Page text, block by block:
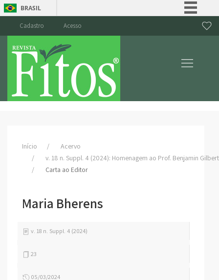
BRASIL
Canais
Cadastro Acesso
Início
Acervo
v. 18 n. Suppl. 4 (2024): Homenagem ao Prof. Benjamin Gilbert
Carta ao Editor
Maria Bherens
v. 18 n. Suppl. 4 (2024)
23
05/03/2024